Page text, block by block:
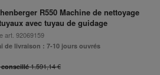
R550 Machine de nettoyage
avec tuyau de guidage
art. 92069159
de livraison : 7-10 jours ouvrés
conseillé1.591,14 €